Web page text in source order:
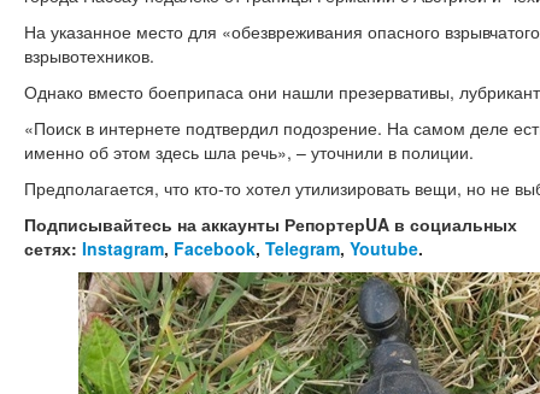
На указанное место для «обезвреживания опасного
взрывотехников.
Однако вместо боеприпаса они нашли презервативы,
«Поиск в интернете подтвердил подозрение. На самом деле
именно об этом здесь шла речь», – уточнили в полиции.
Предполагается, что кто-то хотел утилизировать вещи, но не
Подписывайтесь на аккаунты РепортерUA в социальных
сетях: Instagram, Facebook, Telegram, Youtube.